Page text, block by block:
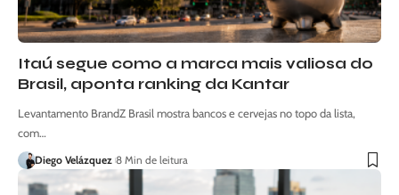
Itaú segue como a marca mais valiosa do
Brasil, aponta ranking da Kantar
Levantamento BrandZ Brasil mostra bancos e cervejas no topo da lista,
com…
Diego Velázquez 8 Min de leitura